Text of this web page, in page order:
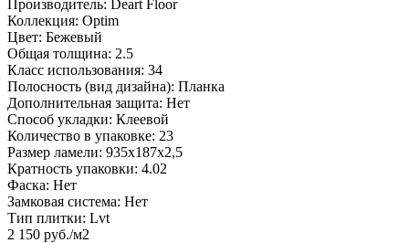
Производитель: Deart Floor
Коллекция: Optim
Цвет: Бежевый
Общая толщина: 2.5
Класс использования: 34
Полосность (вид дизайна): Планка
Дополнительная защита: Нет
Способ укладки: Клеевой
Количество в упаковке: 23
Размер ламели: 935х187х2,5
Кратность упаковки: 4.02
Фаска: Нет
Замковая система: Нет
Тип плитки: Lvt
2 150 руб./м2